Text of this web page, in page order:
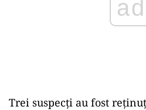
Trei suspecţi au fost